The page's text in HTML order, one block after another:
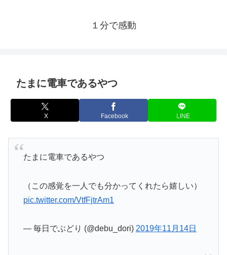
１分で感動
たまに電車であるやつ
X Facebook LINE
たまに電車であるやつ
（この感覚を一人でも分かってくれたら嬉しい）
pic.twitter.com/VtfFjtrAm1
— 毎日でぶどり (@debu_dori) 2019年11月14日